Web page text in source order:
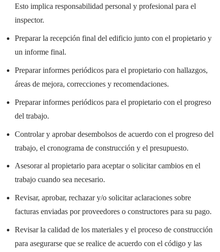
Esto implica responsabilidad personal y profesional para el
inspector.
Preparar la recepción final del edificio junto con el propietario y
un informe final.
Preparar informes periódicos para el propietario con hallazgos,
áreas de mejora, correcciones y recomendaciones.
Preparar informes periódicos para el propietario con el progreso
del trabajo.
Controlar y aprobar desembolsos de acuerdo con el progreso del
trabajo, el cronograma de construcción y el presupuesto.
Asesorar al propietario para aceptar o solicitar cambios en el
trabajo cuando sea necesario.
Revisar, aprobar, rechazar y/o solicitar aclaraciones sobre
facturas enviadas por proveedores o constructores para su pago.
Revisar la calidad de los materiales y el proceso de construcción
para asegurarse que se realice de acuerdo con el código y las